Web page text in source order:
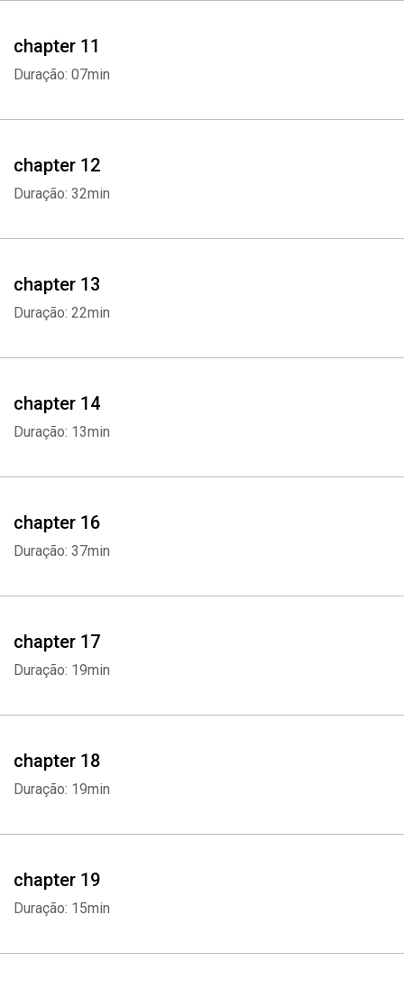
chapter 11
Duração: 07min
chapter 12
Duração: 32min
chapter 13
Duração: 22min
chapter 14
Duração: 13min
chapter 16
Duração: 37min
chapter 17
Duração: 19min
chapter 18
Duração: 19min
chapter 19
Duração: 15min